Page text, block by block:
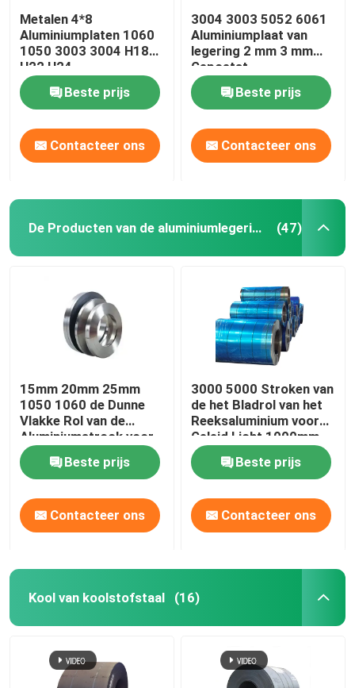
Metalen 4*8
Aluminiumplaten 1060
1050 3003 3004 H18
H22 H24
Beste prijs
Contacteer ons
3004 3003 5052 6061
Aluminiumplaat van
legering 2 mm 3 mm
Gepoetst
Beste prijs
Contacteer ons
De Producten van de aluminiumlegering (47)
15mm 20mm 25mm
1050 1060 de Dunne
Vlakke Rol van de
Aluminiumstrook voor
Transformatorenbatterijen
Beste prijs
Contacteer ons
3000 5000 Stroken van
de het Bladrol van het
Reeksaluminium voor
Geleid Licht 1000mm
1200mm
Beste prijs
Contacteer ons
Kool van koolstofstaal (16)